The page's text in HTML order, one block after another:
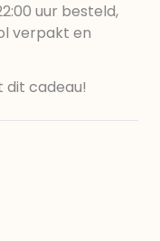
uur besteld,
verpakt en
dit cadeau!